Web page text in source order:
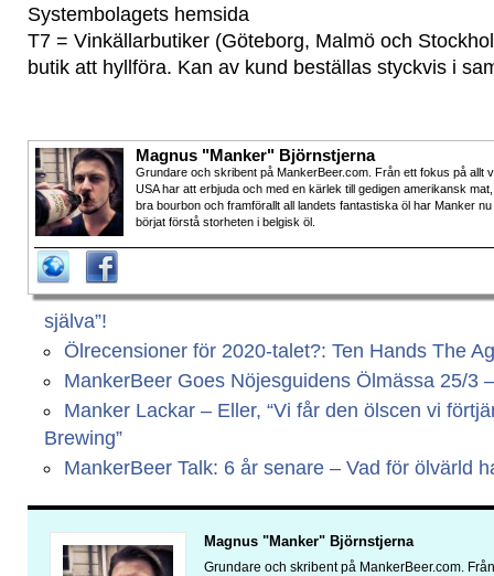
Systembolagets hemsida
T7 = Vinkällarbutiker (Göteborg, Malmö och
butik att hyllföra. Kan av kund beställas styckvis i
Magnus "Manker" Björnstjerna
Grundare och skribent på MankerBeer.com. Från ett fokus på allt
USA har att erbjuda och med en kärlek till gedigen amerikansk mat,
bra bourbon och framförallt all landets fantastiska öl har Manker nu
börjat förstå storheten i belgisk öl.
själva”!
Ölrecensioner för 2020-talet?: Ten Hands The
MankerBeer Goes Nöjesguidens Ölmässa 25/3
Manker Lackar – Eller, “Vi får den ölscen vi
Brewing”
MankerBeer Talk: 6 år senare – Vad för ölvärld
Magnus "Manker" Björnstjerna
Grundare och skribent på MankerBeer.com.